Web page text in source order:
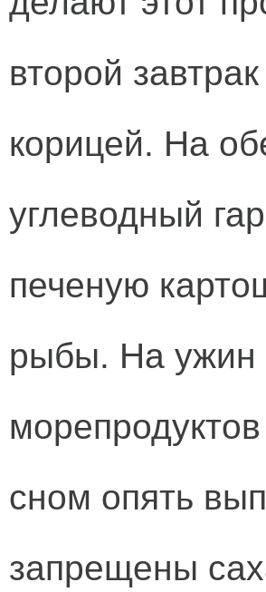
второй
корицей. На
углеводный
печеную
рыбы. На ужин
сном опять
запрещены